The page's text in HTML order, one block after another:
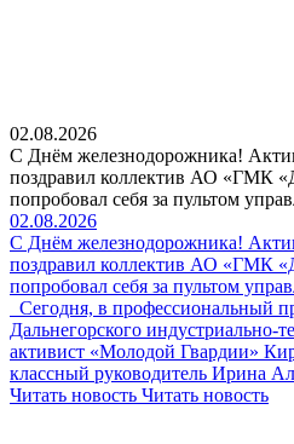
02.08.2026
С Днём железнодорожника!
поздравил коллектив АО «ГМК
попробовал себя за пультом
02.08.2026
С Днём железнодорожника!
поздравил коллектив АО «ГМК
попробовал себя за пультом
Сегодня, в профессиональный
Дальнегорского индустриально-
активист «Молодой Гвардии»
классный руководитель Ирина
Читать новость Читать новость